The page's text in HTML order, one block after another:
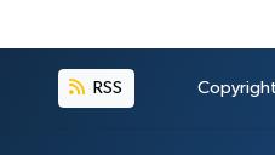
RSS Copyright